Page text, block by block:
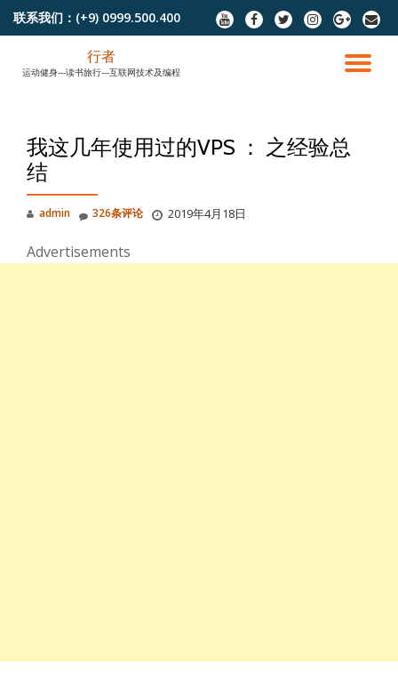
联系我们： (+9) 0999.500.400
fa-
youtube
fa-
facebook
fa-
twitter
fa-
instagram
fa-
google-
plus
fa-
切
行者
运动健身---读书旅行---互联网技术及编程
我这几年使用过的VPS ： 之经验总
结
admin 2019年4月18日
326条评论
Advertisements